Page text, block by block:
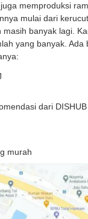
memproduksi
mulai dari
masih banyak lagi.
yang banyak. Ada
dari
murah